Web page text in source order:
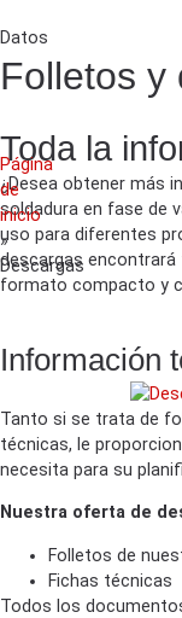
Datos
Folletos y
Página
de
inicio
»
Descargas
Toda la
¿Desea obtener más
soldadura en fase de
uso para diferentes
descargas
formato compacto y
Información
Tanto si se trata de
técnicas, le
necesita para su
Nuestra oferta de
Folletos de
Fichas técnicas
Todos los